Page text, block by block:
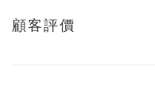
顧客評價